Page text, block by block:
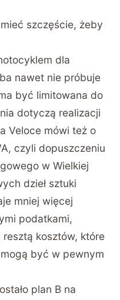
szczęście, żeby
dla
nawet nie próbuje
być limitowana do
dotyczą realizacji
Veloce mówi też o
czyli dopuszczeniu
w Wielkiej
dzieł sztuki
mniej więcej
podatkami,
resztą kosztów, które
być w pewnym
plan B na